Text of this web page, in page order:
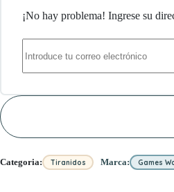
¡No hay problema! Ingrese su
Categoria: Tiranidos Marca: Games